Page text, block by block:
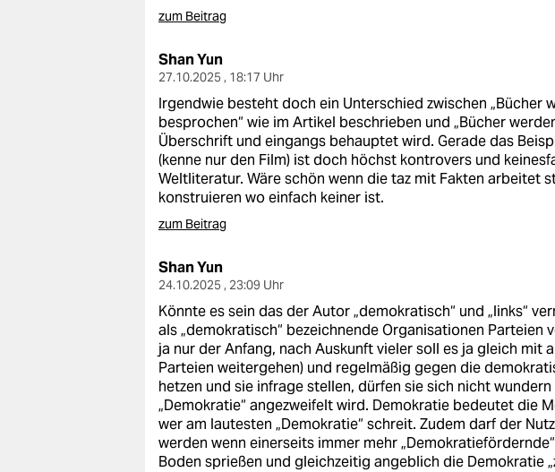
zum Beitrag
Shan Yun
27.10.2025 , 18:17 Uhr
Irgendwie besteht doch ein Unterschied zwischen „Bücher
besprochen“ wie im Artikel beschrieben und „Bücher
Überschrift und eingangs behauptet wird. Gerade das
(kenne nur den Film) ist doch höchst kontrovers und
Weltliteratur. Wäre schön wenn die taz mit Fakten arbeitet
konstruieren wo einfach keiner ist.
zum Beitrag
Shan Yun
24.10.2025 , 23:09 Uhr
Könnte es sein das der Autor „demokratisch“ und „links“
als „demokratisch“ bezeichnende Organisationen Parteien
ja nur der Anfang, nach Auskunft vieler soll es ja gleich mit
Parteien weitergehen) und regelmäßig gegen die
hetzen und sie infrage stellen, dürfen sie sich nicht
„Demokratie“ angezweifelt wird. Demokratie bedeutet die
wer am lautesten „Demokratie“ schreit. Zudem darf der
werden wenn einerseits immer mehr
Boden sprießen und gleichzeitig angeblich die Demokratie